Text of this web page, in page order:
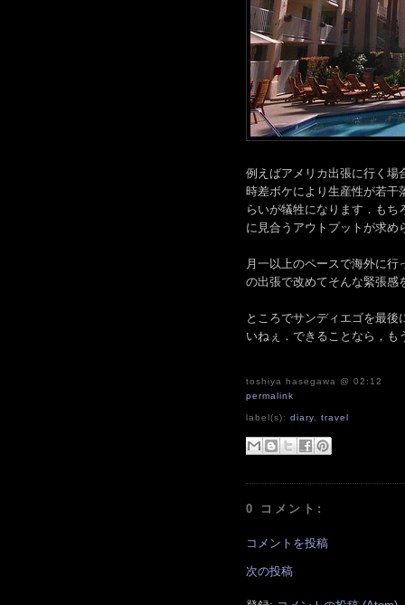
例えばアメリカ出張に行く場
時差ボケにより生産性が若
らいが犠牲になります．もち
に見合うアウトプットが求め
月一以上のペースで海外に
の出張で改めてそんな緊張感
ところでサンディエゴを最後
いねぇ．できることなら，も
toshiya hasegawa @ 02:12
permalink
label(s):diary ,travel
0 コメント:
コメントを投稿
次の投稿